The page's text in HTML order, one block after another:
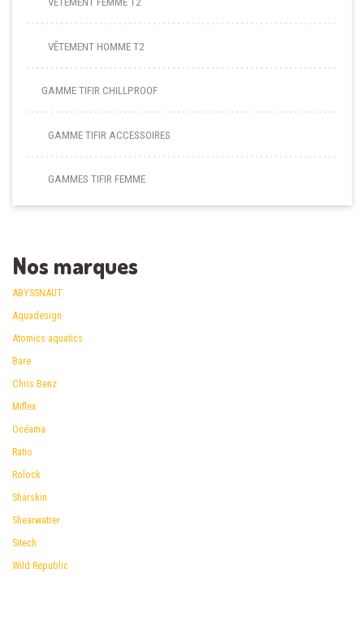
VÊTEMENT HOMME T2
GAMME TIFIR CHILLPROOF
GAMME TIFIR ACCESSOIRES
GAMMES TIFIR FEMME
Nos marques
ABYSSNAUT
Aquadesign
Atomics aquatics
Bare
Chris Benz
Miflex
Océama
Ratio
Rolock
Sharskin
Shearwatrer
Sitech
Wild Republic